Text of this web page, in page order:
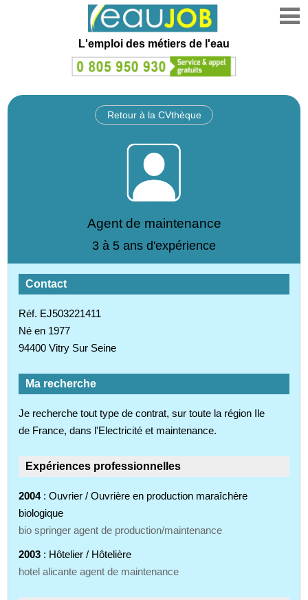
L'emploi des métiers de l'eau
Retour à la CVthèque
Agent de maintenance
3 à 5 ans d'expérience
Contact
Réf. EJ503221411
Né en 1977
94400 Vitry Sur Seine
Ma recherche
Je recherche tout type de contrat, sur toute la région Ile
de France, dans l'Electricité et maintenance.
Expériences professionnelles
2004: Ouvrier / Ouvrière en production maraîchère
biologique
bio springer agent de production/maintenance
2003 : Hôtelier / Hôtelière
hotel alicante agent de maintenance